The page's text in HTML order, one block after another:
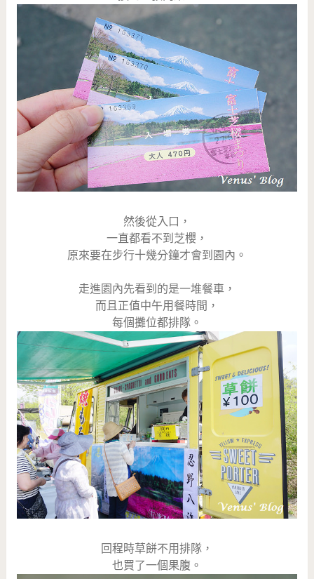
然後從入口，
一直都看不到芝櫻，
原來要在步行十幾分鐘才會到園內。
走進園內先看到的是一堆餐車，
而且正值中午用餐時間，
每個攤位都排隊。
回程時草餅不用排隊，
也買了一個果腹。